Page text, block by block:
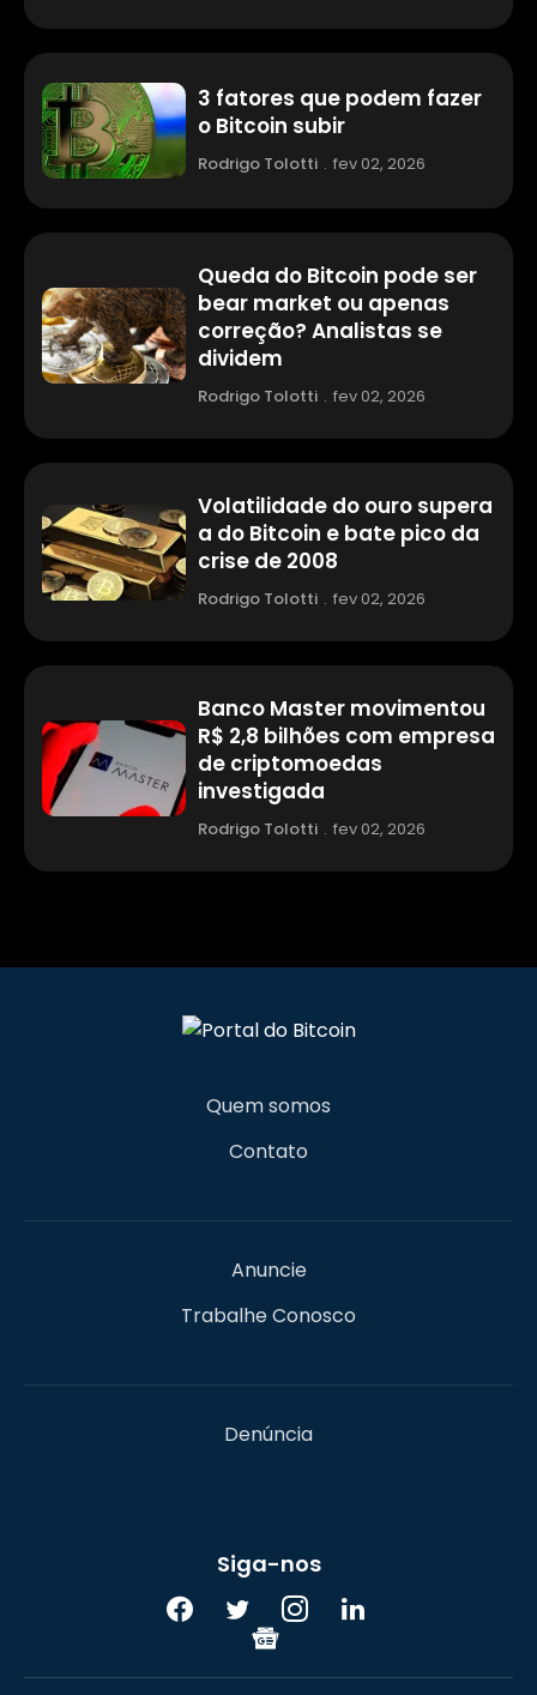
3 fatores que podem fazer
o Bitcoin subir
Rodrigo Tolotti . fev 02, 2026
Queda do Bitcoin pode ser
bear market ou apenas
correção? Analistas se
dividem
Rodrigo Tolotti . fev 02, 2026
Volatilidade do ouro supera
a do Bitcoin e bate pico da
crise de 2008
Rodrigo Tolotti . fev 02, 2026
Banco Master movimentou
R$ 2,8 bilhões com empresa
de criptomoedas
investigada
Rodrigo Tolotti . fev 02, 2026
Quem somos
Contato
Anuncie
Trabalhe Conosco
Denúncia
Siga-nos